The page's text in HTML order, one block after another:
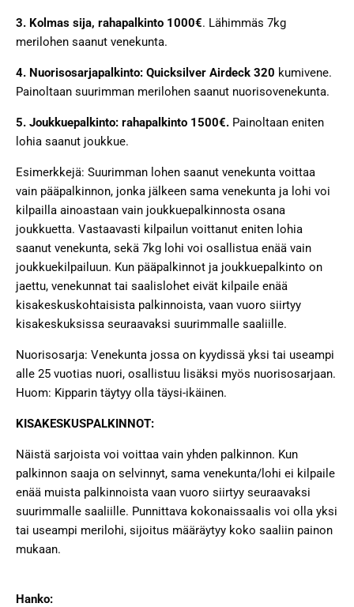
3. Kolmas sija, rahapalkinto 1000€. Lähimmäs 7kg
merilohen saanut venekunta.
4. Nuorisosarjapalkinto: Quicksilver Airdeck 320 kumivene.
Painoltaan suurimman merilohen saanut nuorisovenekunta.
5. Joukkuepalkinto: rahapalkinto 1500€. Painoltaan eniten
lohia saanut joukkue.
Esimerkkejä: Suurimman lohen saanut venekunta voittaa
vain pääpalkinnon, jonka jälkeen sama venekunta ja lohi voi
kilpailla ainoastaan vain joukkuepalkinnosta osana
joukkuetta. Vastaavasti kilpailun voittanut eniten lohia
saanut venekunta, sekä 7kg lohi voi osallistua enää vain
joukkuekilpailuun. Kun pääpalkinnot ja joukkuepalkinto on
jaettu, venekunnat tai saalislohet eivät kilpaile enää
kisakeskuskohtaisista palkinnoista, vaan vuoro siirtyy
kisakeskuksissa seuraavaksi suurimmalle saaliille.
Nuorisosarja: Venekunta jossa on kyydissä yksi tai useampi
alle 25 vuotias nuori, osallistuu lisäksi myös nuorisosarjaan.
Huom: Kipparin täytyy olla täysi-ikäinen.
KISAKESKUSPALKINNOT:
Näistä sarjoista voi voittaa vain yhden palkinnon. Kun
palkinnon saaja on selvinnyt, sama venekunta/lohi ei kilpaile
enää muista palkinnoista vaan vuoro siirtyy seuraavaksi
suurimmalle saaliille. Punnittava kokonaissaalis voi olla yksi
tai useampi merilohi, sijoitus määräytyy koko saaliin painon
mukaan.
Hanko: